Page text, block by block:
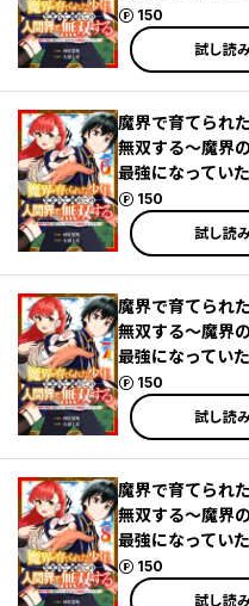
150
ポイント
試し読
魔界で育てられ
無双する～魔界
最強になってい
150
ポイント
試し読
魔界で育てられ
無双する～魔界
最強になってい
150
ポイント
試し読
魔界で育てられ
無双する～魔界
最強になってい
150
ポイント
試し読